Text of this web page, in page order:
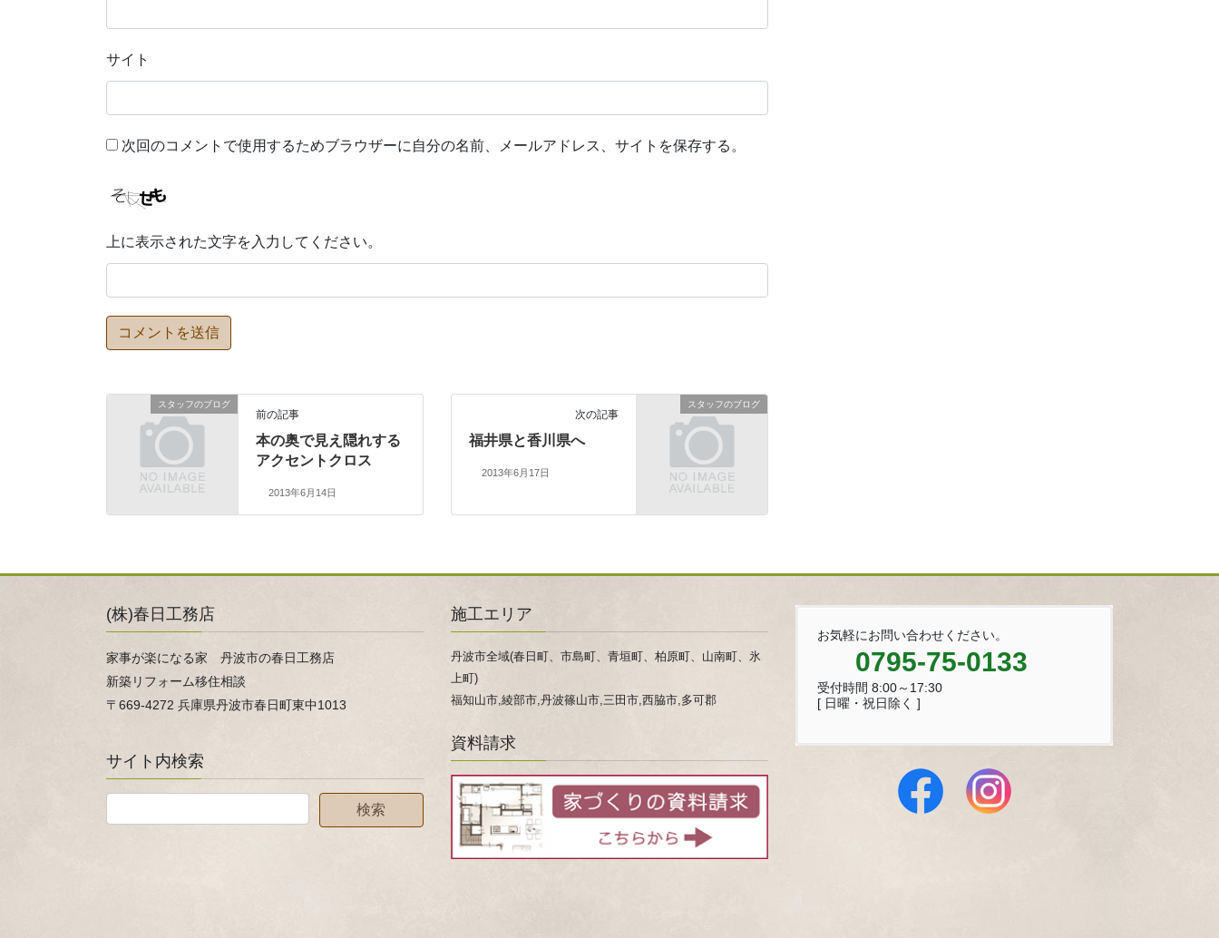
サイト
次回のコメントで使用するためブラウザーに自分の名前、メールアドレス、サイトを保存する。
上に表示された文字を入力してください。
スタッフのブログ
前の記事
本の奥で見え隠れする
アクセントクロス
2013年6月14日
スタッフのブログ
次の記事
福井県と香川県へ
2013年6月17日
(株)春日工務店
家事が楽になる家 丹波市の春日工務店
新築リフォーム移住相談
〒669-4272 兵庫県丹波市春日町東中1013
サイト内検索
施工エリア
丹波市全域(春日町、市島町、青垣町、柏原町、山南町、氷
上町)
福知山市,綾部市,丹波篠山市,三田市,西脇市,多可郡
資料請求
お気軽にお問い合わせください。
0795-75-0133
受付時間 8:00～17:30
[ 日曜・祝日除く ]